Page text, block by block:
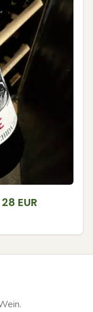
EUR